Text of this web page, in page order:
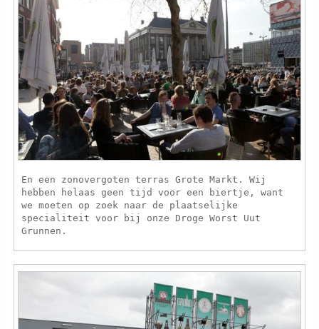
En een zonovergoten terras Grote Markt. Wij
hebben helaas geen tijd voor een biertje, want
we moeten op zoek naar de plaatselijke
specialiteit voor bij onze Droge Worst Uut
Grunnen.